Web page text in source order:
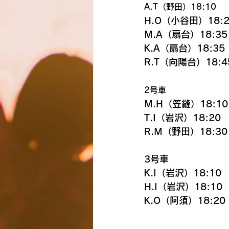
A.T（野田）18:10
H.O（小谷田）
M.A（扇台）18:35
K.A（扇台）18:35
R.T（向陽台）
2号車
M.H（笠縫）18:10
T.I（岩沢）18:20
R.M（野田）18:30
3号車
K.I（岩沢）18:10
H.I（岩沢）18:10
K.O（阿須）18:20